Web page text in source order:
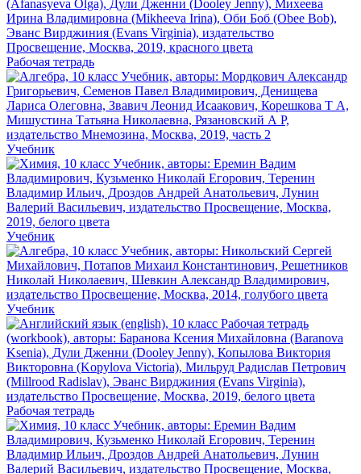
Рабочая тетрадь
Учебник
Учебник
Учебник
Рабочая тетрадь